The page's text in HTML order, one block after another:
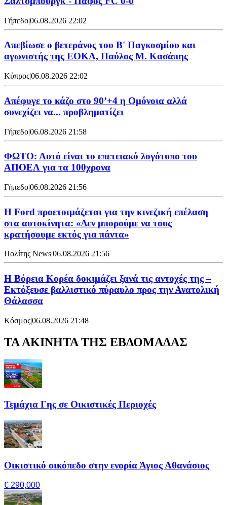
Γήπεδο|06.08.2026 22:02
Απεβίωσε ο βετεράνος του Β' Παγκοσμίου και
αγωνιστής της ΕΟΚΑ, Παύλος Μ. Κασάπης
Κύπρος|06.08.2026 22:02
Απέφυγε το κάζο στο 90’+4 η Ομόνοια αλλά
συνεχίζει να... προβληματίζει
Γήπεδο|06.08.2026 21:58
ΦΩΤΟ: Αυτό είναι το επετειακό λογότυπο του
ΑΠΟΕΛ για τα 100χρονα
Γήπεδο|06.08.2026 21:56
Η Ford προετοιμάζεται για την κινεζική επέλαση
στα αυτοκίνητα: «Δεν μπορούμε να τους
κρατήσουμε εκτός για πάντα»
Πολίτης News|06.08.2026 21:56
Η Βόρεια Κορέα δοκιμάζει ξανά τις αντοχές της –
Εκτόξευσε βαλλιστικό πύραυλο προς την Ανατολική
Θάλασσα
Κόσμος|06.08.2026 21:48
ΤΑ ΑΚΙΝΗΤΑ ΤΗΣ ΕΒΔΟΜΑΔΑΣ
Τεμάχια Γης σε Οικιστικές Περιοχές
Οικιστικό οικόπεδο στην ενορία Άγιος Αθανάσιος
€ 290,000